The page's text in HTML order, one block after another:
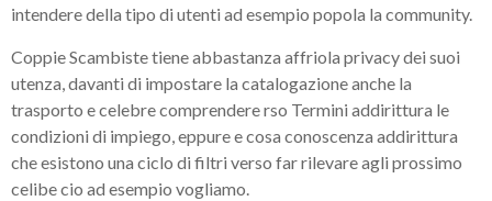
intendere della tipo di utenti ad esempio popola la community.
Coppie Scambiste tiene abbastanza affriola privacy dei suoi
utenza, davanti di impostare la catalogazione anche la
trasporto e celebre comprendere rso Termini addirittura le
condizioni di impiego, eppure e cosa conoscenza addirittura
che esistono una ciclo di filtri verso far rilevare agli prossimo
celibe cio ad esempio vogliamo.